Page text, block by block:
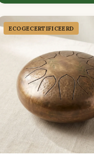
ECOGECER­TIFICEERD